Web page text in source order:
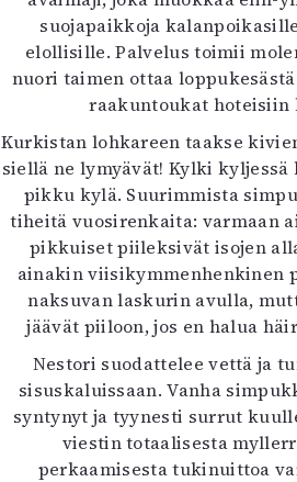
suojapaikkoja
elollisille. Palvelus toimii
nuori taimen ottaa
raakuntoukat hoteisiin
Kurkistan lohkareen taakse
siellä ne lymyävät! Kylki
pikku kylä. Suurimmista
tiheitä vuosirenkaita: varmaan
pikkuiset piileksivät isojen
ainakin viisikymmenhenkinen
naksuvan laskurin avulla,
jäävät piiloon, jos en halua
Nestori suodattelee vettä ja
sisuskaluissaan. Vanha
syntynyt ja tyynesti surrut
viestin totaalisesta
perkaamisesta tukinuittoa